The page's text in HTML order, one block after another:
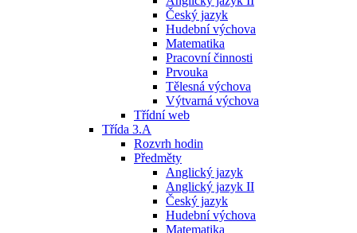
Český jazyk
Hudební výchova
Matematika
Pracovní činnosti
Prvouka
Tělesná výchova
Výtvarná výchova
Třídní web
Třída 3.A
Rozvrh hodin
Předměty
Anglický jazyk
Anglický jazyk II
Český jazyk
Hudební výchova
Matematika